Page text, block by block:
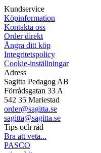
Kundservice
Köpinformation
Kontakta oss
Order direkt
Ångra ditt köp
Integritetspolicy
Cookie-inställningar
Adress
Sagitta Pedagog AB
Förrådsgatan 33 A
542 35 Mariestad
order@sagitta.se
sagitta@sagitta.se
Tips och råd
Bra att veta...
PASCO